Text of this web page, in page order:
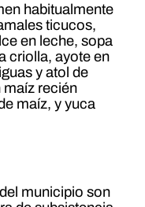
habitualmente
ticucos,
en leche, sopa
criolla, ayote en
y atol de
recién
maíz, y yuca
municipio son